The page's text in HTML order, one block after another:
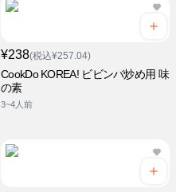
¥238(税込¥257.04)
CookDo KOREA! ビビンバ炒め用 味
の素
3~4人前